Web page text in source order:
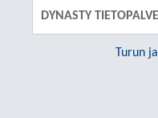
DYNASTY
Turun